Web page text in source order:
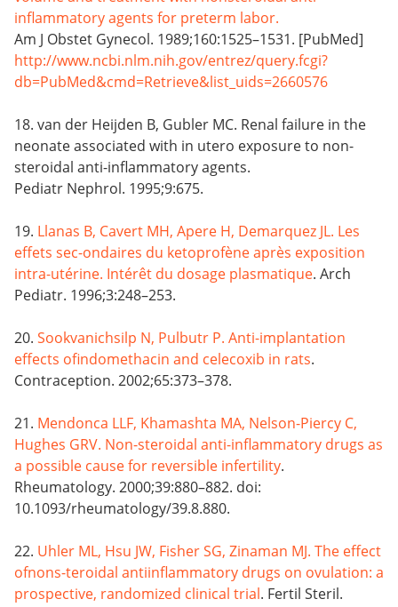
inflammatory agents for preterm labor.
Am J Obstet Gynecol. 1989;160:1525–1531. [PubMed]
http://www.ncbi.nlm.nih.gov/entrez/query.fcgi?
db=PubMed&cmd=Retrieve&list_uids=2660576
18. van der Heijden B, Gubler MC. Renal failure in the
neonate associated with in utero exposure to non-
steroidal anti-inflammatory agents.
Pediatr Nephrol. 1995;9:675.
19. Llanas B, Cavert MH, Apere H, Demarquez JL. Les
effets sec-ondaires du ketoprofène après exposition
intra-utérine. Intérêt du dosage plasmatique. Arch
Pediatr. 1996;3:248–253.
20. Sookvanichsilp N, Pulbutr P. Anti-implantation
effects ofindomethacin and celecoxib in rats.
Contraception. 2002;65:373–378.
21. Mendonca LLF, Khamashta MA, Nelson-Piercy C,
Hughes GRV. Non-steroidal anti-inflammatory drugs as
a possible cause for reversible infertility.
Rheumatology. 2000;39:880–882. doi:
10.1093/rheumatology/39.8.880.
22. Uhler ML, Hsu JW, Fisher SG, Zinaman MJ. The effect
ofnons-teroidal antiinflammatory drugs on ovulation: a
prospective, randomized clinical trial. Fertil Steril.